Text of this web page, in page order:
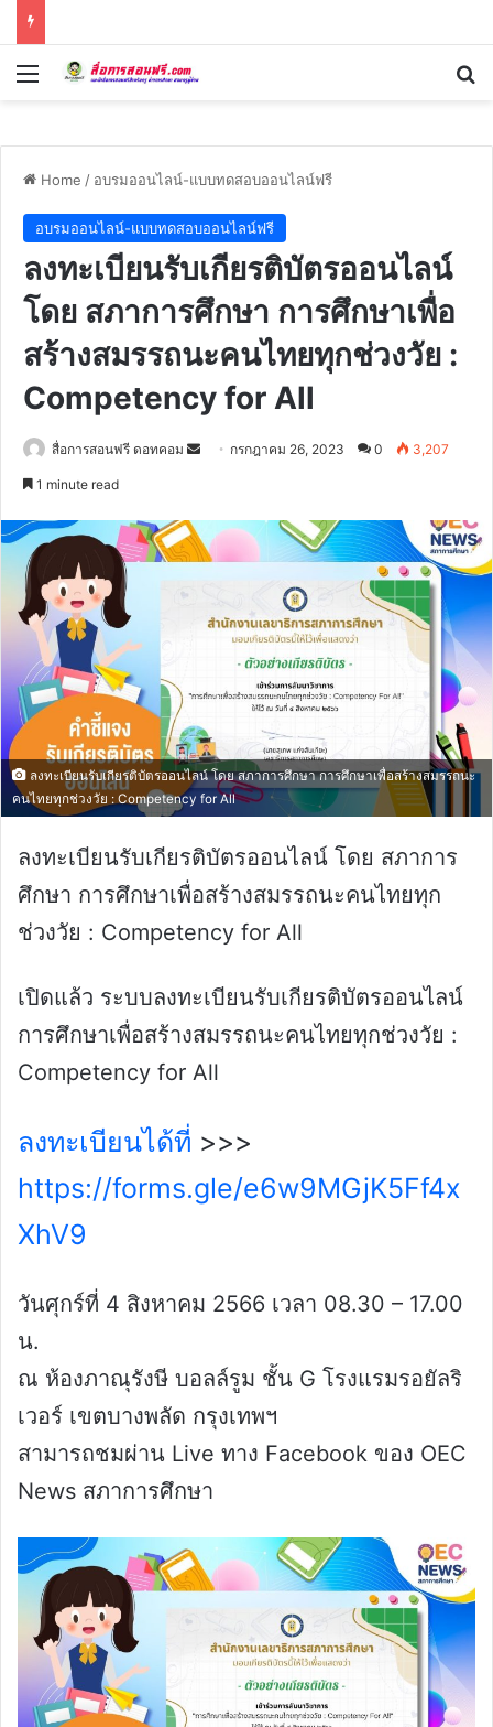
Menu
Home / อบรมออนไลน์-แบบทดสอบออนไลน์ฟรี
อบรมออนไลน์-แบบทดสอบออนไลน์ฟรี
ลงทะเบียนรับเกียรติบัตรออนไลน์
โดย สภาการศึกษา การศึกษาเพื่อ
สร้างสมรรถนะคนไทยทุกช่วงวัย :
Competency for All
สื่อการสอนฟรี ดอทคอม
Send กรกฎาคม 26, 2023 0 3,207
1 minute read
ลงทะเบียนรับเกียรติบัตรออนไลน์ โดย สภาการศึกษา การศึกษาเพื่อสร้างสมรรถนะ
คนไทยทุกช่วงวัย : Competency for All
ลงทะเบียนรับเกียรติบัตรออนไลน์ โดย สภาการ
ศึกษา การศึกษาเพื่อสร้างสมรรถนะคนไทยทุก
ช่วงวัย : Competency for All
เปิดแล้ว ระบบลงทะเบียนรับเกียรติบัตรออนไลน์
การศึกษาเพื่อสร้างสมรรถนะคนไทยทุกช่วงวัย :
Competency for All
ลงทะเบียนได้ที่ >>>
https://forms.gle/e6w9MGjK5Ff4x
XhV9
วันศุกร์ที่ 4 สิงหาคม 2566 เวลา 08.30 – 17.00
น.
ณ ห้องภาณุรังษี บอลล์รูม ชั้น G โรงแรมรอยัลริ
เวอร์ เขตบางพลัด กรุงเทพฯ
สามารถชมผ่าน Live ทาง Facebook ของ OEC
News สภาการศึกษา